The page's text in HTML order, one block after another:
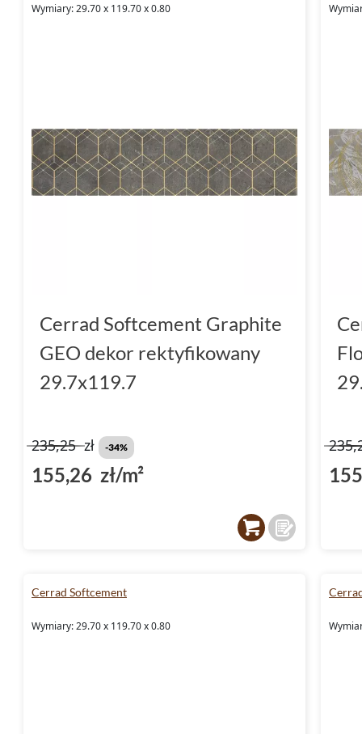
Wymiary: 29.70 x 119.70 x 0.80
Cerrad Softcement Graphite
GEO dekor rektyfikowany
29.7x119.7
235,25zł -34%
155,26 zł/m²
Cerrad Softcement
Wymiary: 29.70 x 119.70 x 0.80